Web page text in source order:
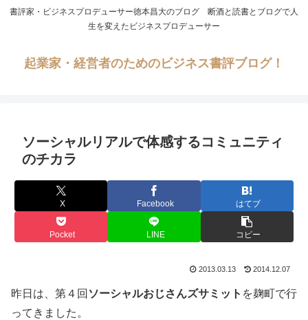
書評家・ビジネスプロデューサー徳本昌大のブログ 断酒と読書とブログで人
生を変えたビジネスプロデューサー
起業家・経営者のためのビジネス書評ブログ！
ソーシャルリアルで体感するコミュニティ
のチカラ
X Facebook はてブ
Pocket LINE コピー
2013.03.13 2014.12.07
昨日は、第４回 ソーシャルおじさんズサミット を麹町で行
ってきました。